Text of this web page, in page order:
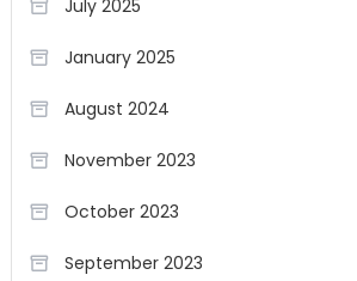
July 2025
January 2025
August 2024
November 2023
October 2023
September 2023